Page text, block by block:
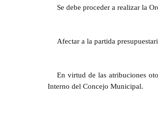
Se debe proceder a realizar la
Afectar a la partida
En virtud de las atribuciones
Interno del Concejo Municipal.